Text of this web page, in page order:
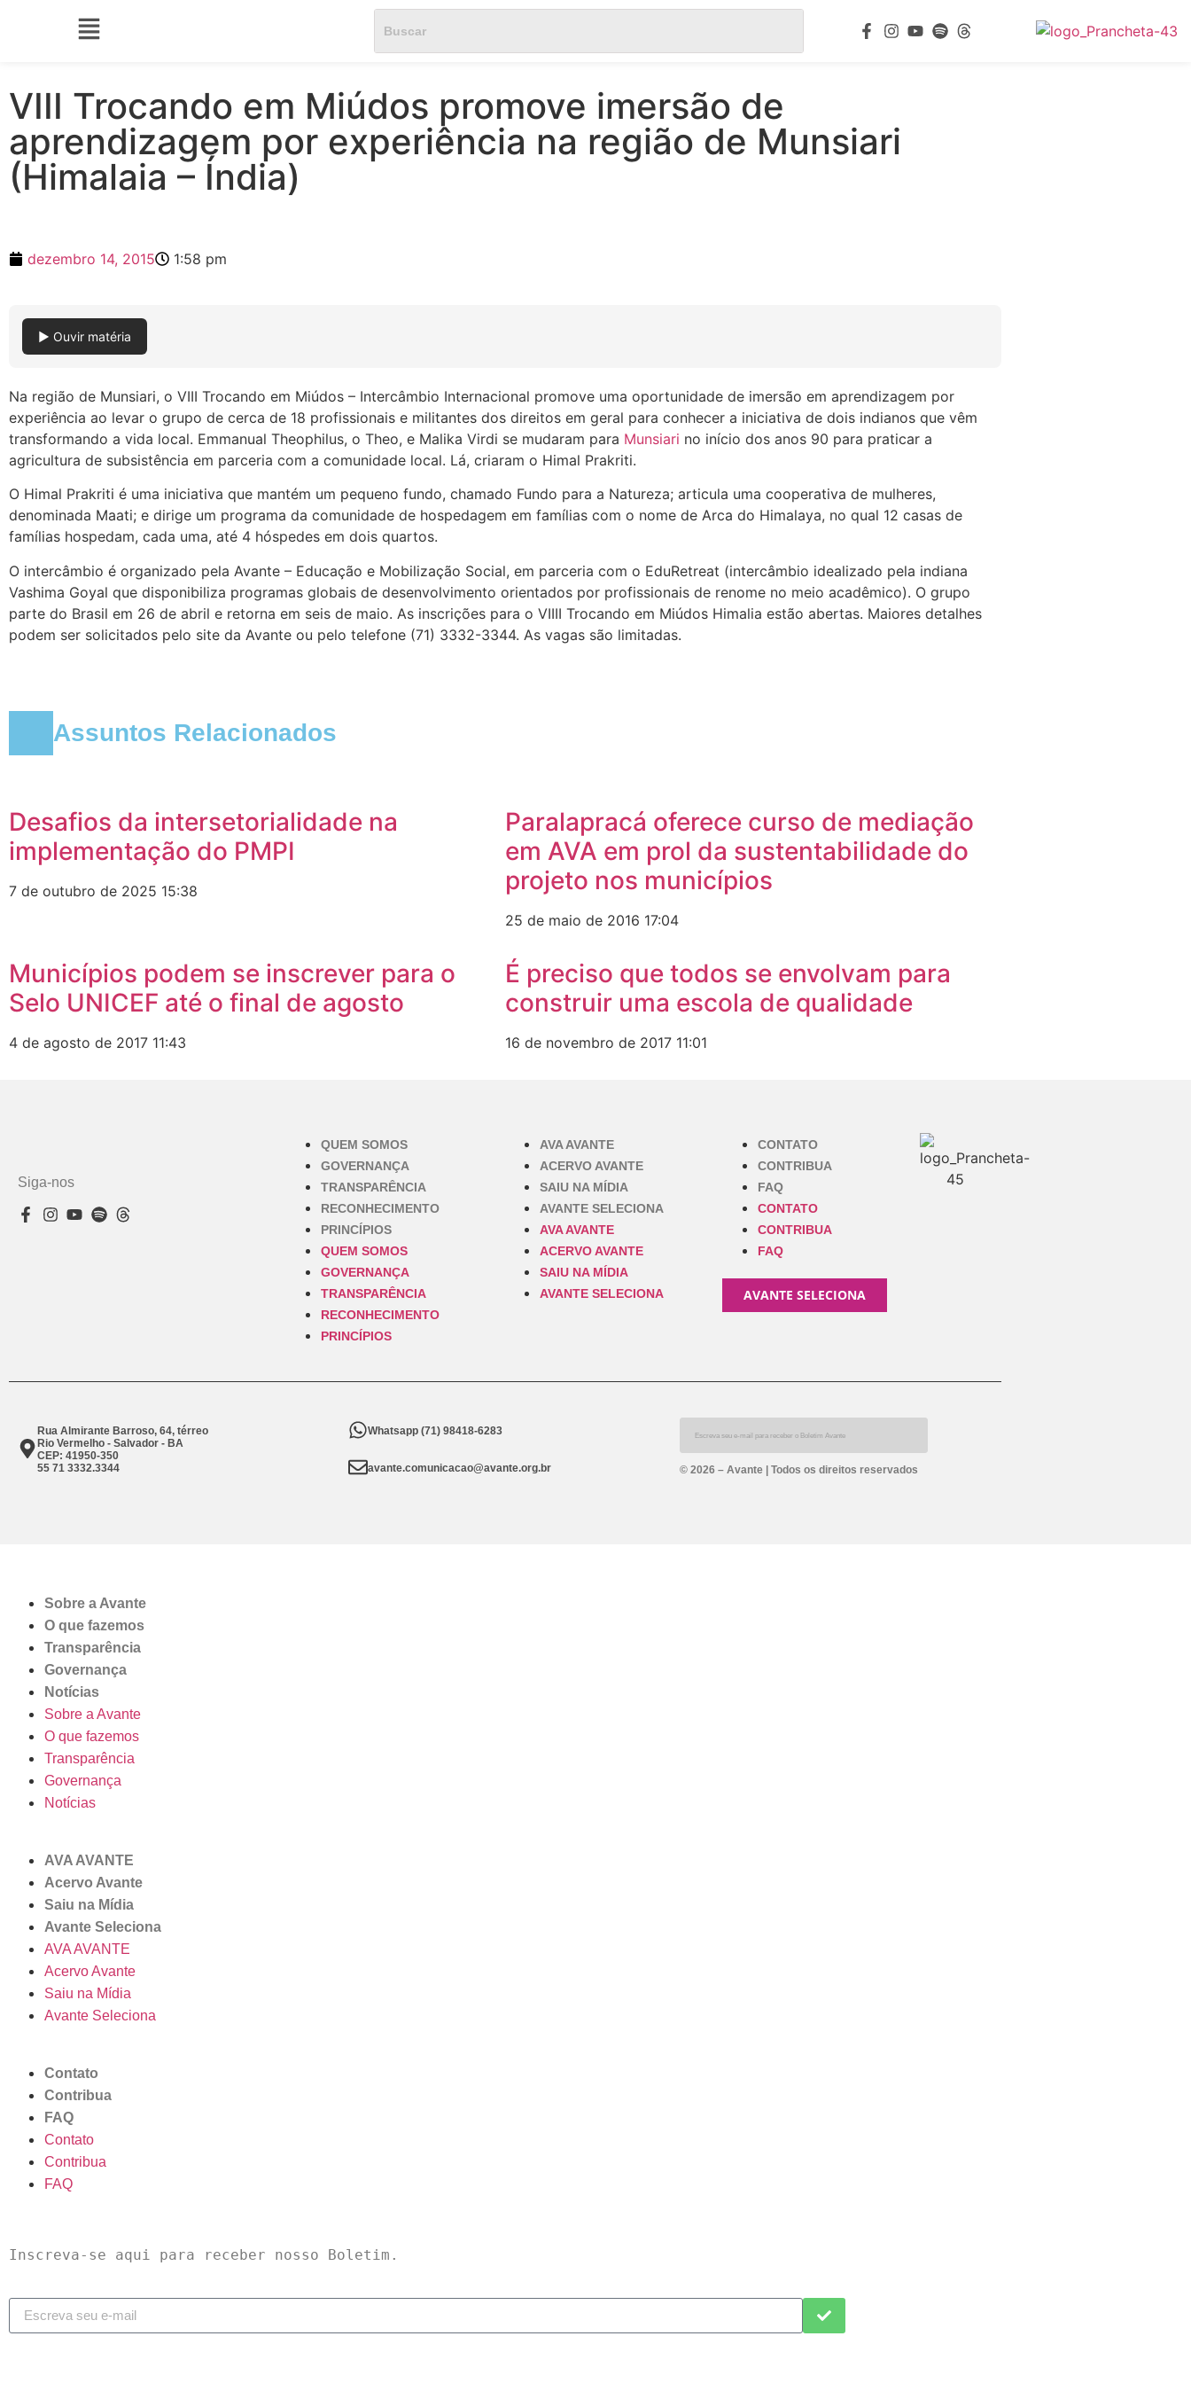
VIII Trocando em Miúdos promove imersão de
aprendizagem por experiência na região de Munsiari
(Himalaia – Índia)
dezembro 14, 2015 1:58 pm
▶ Ouvir matéria
Na região de Munsiari, o VIII Trocando em Miúdos – Intercâmbio Internacional promove uma oportunidade de imersão em aprendizagem por
experiência ao levar o grupo de cerca de 18 profissionais e militantes dos direitos em geral para conhecer a iniciativa de dois indianos que vêm
transformando a vida local. Emmanual Theophilus, o Theo, e Malika Virdi se mudaram para Munsiari no início dos anos 90 para praticar a
agricultura de subsistência em parceria com a comunidade local. Lá, criaram o Himal Prakriti.
O Himal Prakriti é uma iniciativa que mantém um pequeno fundo, chamado Fundo para a Natureza; articula uma cooperativa de mulheres,
denominada Maati; e dirige um programa da comunidade de hospedagem em famílias com o nome de Arca do Himalaya, no qual 12 casas de
famílias hospedam, cada uma, até 4 hóspedes em dois quartos.
O intercâmbio é organizado pela Avante – Educação e Mobilização Social, em parceria com o EduRetreat (intercâmbio idealizado pela indiana
Vashima Goyal que disponibiliza programas globais de desenvolvimento orientados por profissionais de renome no meio acadêmico). O grupo
parte do Brasil em 26 de abril e retorna em seis de maio. As inscrições para o VIIII Trocando em Miúdos Himalia estão abertas. Maiores detalhes
podem ser solicitados pelo site da Avante ou pelo telefone (71) 3332-3344. As vagas são limitadas.
Assuntos Relacionados
Desafios da intersetorialidade na
implementação do PMPI
7 de outubro de 2025 15:38
Paralapracá oferece curso de mediação
em AVA em prol da sustentabilidade do
projeto nos municípios
25 de maio de 2016 17:04
Municípios podem se inscrever para o
Selo UNICEF até o final de agosto
4 de agosto de 2017 11:43
É preciso que todos se envolvam para
construir uma escola de qualidade
16 de novembro de 2017 11:01
Siga-nos
QUEM SOMOS
GOVERNANÇA
TRANSPARÊNCIA
RECONHECIMENTO
PRINCÍPIOS
QUEM SOMOS
GOVERNANÇA
TRANSPARÊNCIA
RECONHECIMENTO
PRINCÍPIOS
AVA AVANTE
ACERVO AVANTE
SAIU NA MÍDIA
AVANTE SELECIONA
AVA AVANTE
ACERVO AVANTE
SAIU NA MÍDIA
AVANTE SELECIONA
CONTATO
CONTRIBUA
FAQ
CONTATO
CONTRIBUA
FAQ
AVANTE SELECIONA
Rua Almirante Barroso, 64, térreo
Rio Vermelho - Salvador - BA
CEP: 41950-350
55 71 3332.3344
Whatsapp (71) 98418-6283
avante.comunicacao@avante.org.br © 2026 – Avante | Todos os direitos reservados
Sobre a Avante
O que fazemos
Transparência
Governança
Notícias
Sobre a Avante
O que fazemos
Transparência
Governança
Notícias
AVA AVANTE
Acervo Avante
Saiu na Mídia
Avante Seleciona
AVA AVANTE
Acervo Avante
Saiu na Mídia
Avante Seleciona
Contato
Contribua
FAQ
Contato
Contribua
FAQ
Inscreva-se aqui para receber nosso Boletim.